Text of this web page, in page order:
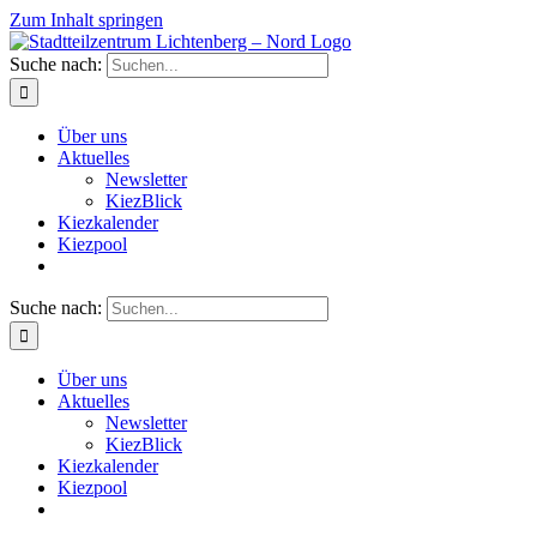
Zum Inhalt springen
Suche nach:
Über uns
Aktuelles
Newsletter
KiezBlick
Kiezkalender
Kiezpool
Suche nach:
Über uns
Aktuelles
Newsletter
KiezBlick
Kiezkalender
Kiezpool